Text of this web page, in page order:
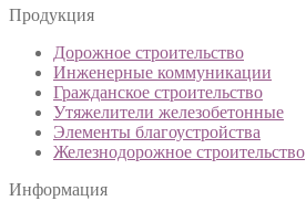
Продукция
Дорожное строительство
Инженерные коммуникации
Гражданское строительство
Утяжелители железобетонные
Элементы благоустройства
Железнодорожное строительство
Информация